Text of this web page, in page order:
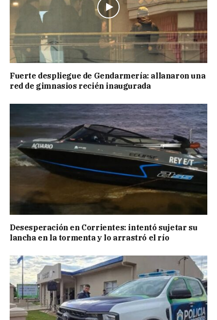
Fuerte despliegue de Gendarmería: allanaron una
red de gimnasios recién inaugurada
Desesperación en Corrientes: intentó sujetar su
lancha en la tormenta y lo arrastró el río